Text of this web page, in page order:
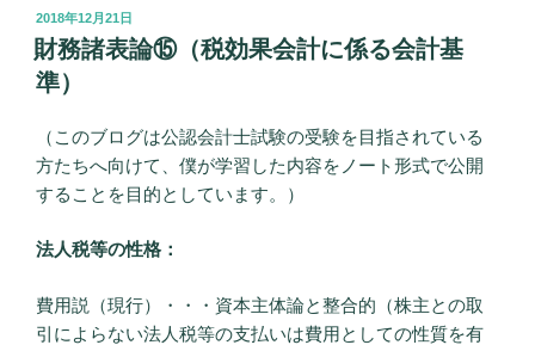
投
稿
日:
2018年12月21日
財務諸表論⑮（税効果会計に係る会計基
準）
（このブログは公認会計士試験の受験を目指されている
方たちへ向けて、僕が学習した内容をノート形式で公開
することを目的としています。）
法人税等の性格：
費用説（現行）・・・資本主体論と整合的（株主との取
引によらない法人税等の支払いは費用としての性質を有